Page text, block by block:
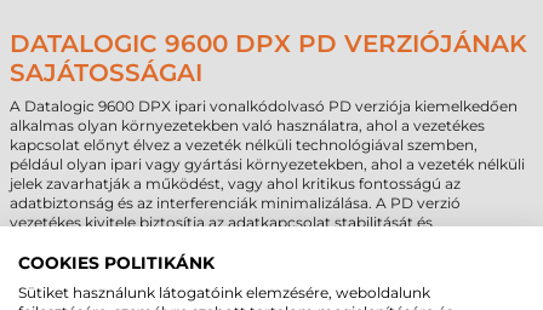
DATALOGIC 9600 DPX PD VERZIÓJÁNAK
SAJÁTOSSÁGAI
A Datalogic 9600 DPX ipari vonalkódolvasó PD verziója kiemelkedően
alkalmas olyan környezetekben való használatra, ahol a vezetékes
kapcsolat előnyt élvez a vezeték nélküli technológiával szemben,
például olyan ipari vagy gyártási környezetekben, ahol a vezeték nélküli
jelek zavarhatják a működést, vagy ahol kritikus fontosságú az
adatbiztonság és az interferenciák minimalizálása. A PD verzió
vezetékes kivitele biztosítja az adatkapcsolat stabilitását és
esetleges problémákat vagy kockázatokat.
vezeték nélküli funkcióval rendelkező PBT és PM változatok. Ez az
COOKIES POLITIKÁNK
Sütiket használunk látogatóink elemzésére, weboldalunk